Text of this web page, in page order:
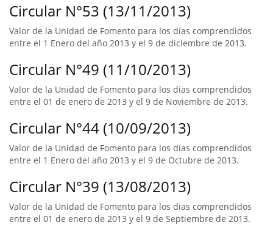
Circular N°53 (13/11/2013)
Valor de la Unidad de Fomento para los días comprendidos
entre el 1 Enero del año 2013 y el 9 de diciembre de 2013.
Circular N°49 (11/10/2013)
Valor de la Unidad de Fomento para los dias comprendidos
entre el 01 de enero de 2013 y el 9 de Noviembre de 2013.
Circular N°44 (10/09/2013)
Valor de la Unidad de Fomento para los días comprendidos
entre el 1 Enero del año 2013 y el 9 de Octubre de 2013.
Circular N°39 (13/08/2013)
Valor de la Unidad de Fomento para los dias comprendidos
entre el 01 de enero de 2013 y el 9 de Septiembre de 2013.